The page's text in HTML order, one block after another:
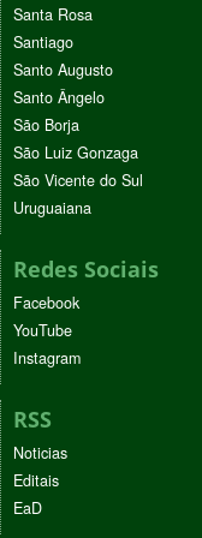
Santa Rosa
Santiago
Santo Augusto
Santo Ângelo
São Borja
São Luiz Gonzaga
São Vicente do Sul
Uruguaiana
Redes Sociais
Facebook
YouTube
Instagram
RSS
Noticias
Editais
EaD